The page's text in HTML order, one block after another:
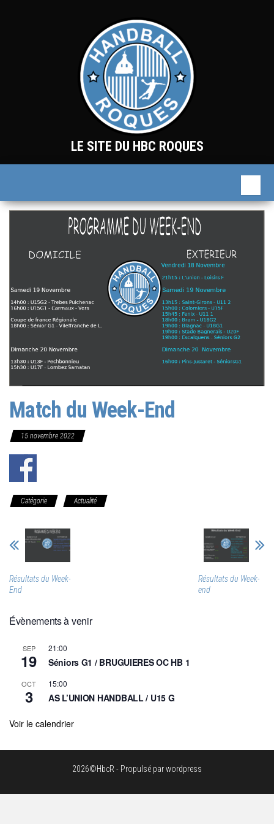
LE SITE DU HBC ROQUES
Match du Week-End
15 novembre 2022
Catégorie Actualité
Résultats du Week-
End
Résultats du Week-
end
Évènements à venir
SEP
19
21:00
Séniors G1 / BRUGUIERES OC HB 1
OCT
3
15:00
AS L’UNION HANDBALL / U15 G
Voir le calendrier
2026©HbcR - Propulsé par wordpress